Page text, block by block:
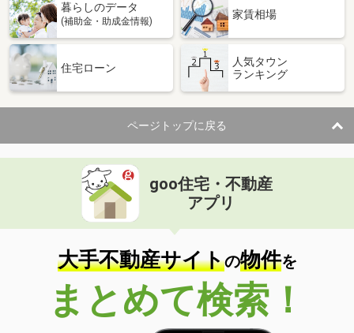
暮らしのデータ
(補助金・助成金情報)
家賃相場
住宅ローン
人気タウン
ランキング
ページトップに戻る
goo住宅・不動産
アプリ
大手不動産サイトの物件を
まとめて検索！